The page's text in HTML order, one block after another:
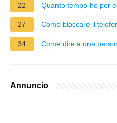
22 Quanto tempo ho per
27 Come bloccare il
34 Come dire a una
Annuncio